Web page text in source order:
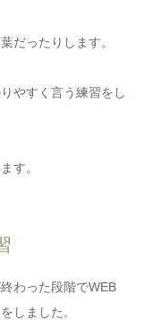
だったりします。
やすく言う練習をし
す。
わった段階でWEB
しました。